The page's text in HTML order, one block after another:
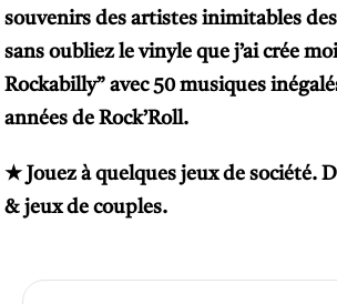
souvenirs des artistes inimitables
sans oubliez le vinyle que j’ai crée
Rockabilly” avec 50 musiques
années de Rock’Roll.
★ Jouez à quelques jeux de société.
& jeux de couples.